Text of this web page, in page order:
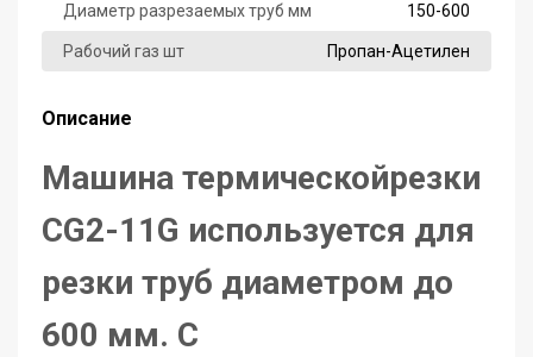
Диаметр разрезаемых труб мм 150-600
Рабочий газ шт Пропан-Ацетилен
Описание
Машина термическойрезки
CG2-11G используется для
резки труб диаметром до
600 мм. С